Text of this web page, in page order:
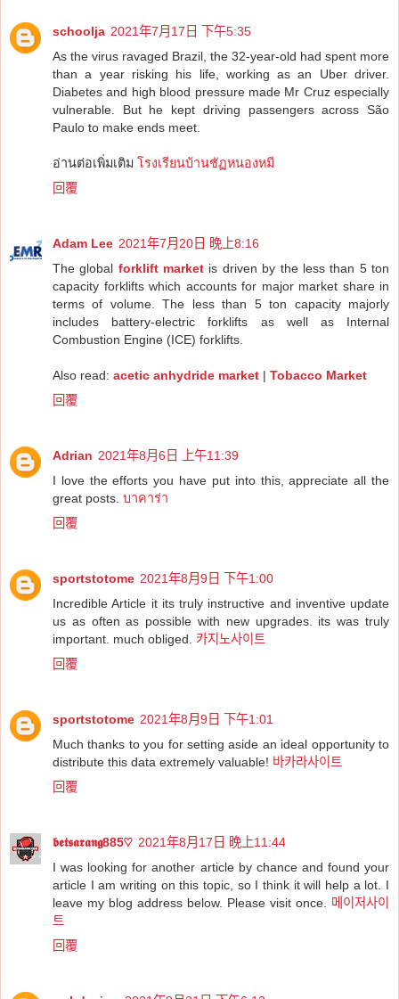
schoolja 2021年7月17日 下午5:35
As the virus ravaged Brazil, the 32-year-old had spent more
than a year risking his life, working as an Uber driver.
Diabetes and high blood pressure made Mr Cruz especially
vulnerable. But he kept driving passengers across São
Paulo to make ends meet.
อ่านต่อเพิ่มเติม โรงเรียนบ้านชัฏหนองหมี
回覆
Adam Lee 2021年7月20日 晚上8:16
The global forklift market is driven by the less than 5 ton
capacity forklifts which accounts for major market share in
terms of volume. The less than 5 ton capacity majorly
includes battery-electric forklifts as well as Internal
Combustion Engine (ICE) forklifts.
Also read: acetic anhydride market | Tobacco Market
回覆
Adrian 2021年8月6日 上午11:39
I love the efforts you have put into this, appreciate all the
great posts. บาคาร่า
回覆
sportstotome 2021年8月9日 下午1:00
Incredible Article it its truly instructive and inventive update
us as often as possible with new upgrades. its was truly
important. much obliged. 카지노사이트
回覆
sportstotome 2021年8月9日 下午1:01
Much thanks to you for setting aside an ideal opportunity to
distribute this data extremely valuable! 바카라사이트
回覆
𝖇𝖊𝖙𝖘𝖆𝖗𝖆𝖓𝖌885♡ 2021年8月17日 晚上11:44
I was looking for another article by chance and found your
article I am writing on this topic, so I think it will help a lot. I
leave my blog address below. Please visit once. 메이저사이
트
回覆